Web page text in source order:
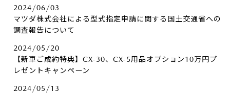
2024/06/03
マツダ株式会社による型式指定申請に関する国土交通省への
調査報告について
2024/05/20
【新車ご成約特典】CX-30、CX-5用品オプション10万円プ
レゼントキャンペーン
2024/05/13